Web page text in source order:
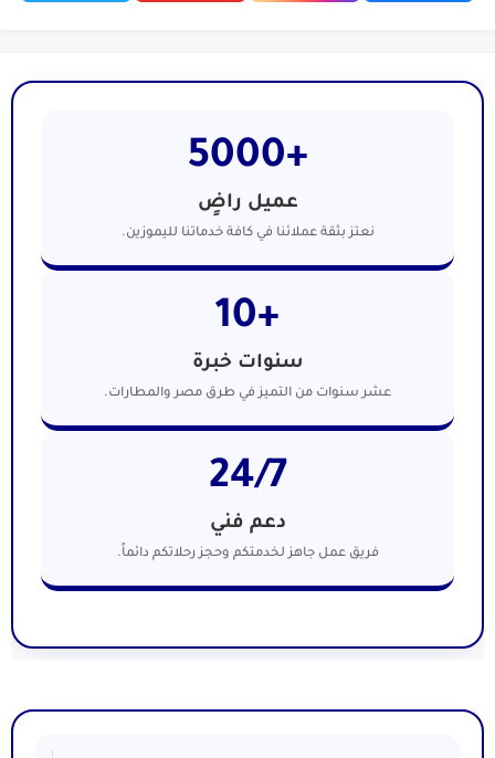
+5000
عميل راضٍ
نعتز بثقة عملائنا في كافة خدماتنا لليموزين.
+10
سنوات خبرة
عشر سنوات من التميز في طرق مصر والمطارات.
24/7
دعم فني
فريق عمل جاهز لخدمتكم وحجز رحلاتكم دائماً.